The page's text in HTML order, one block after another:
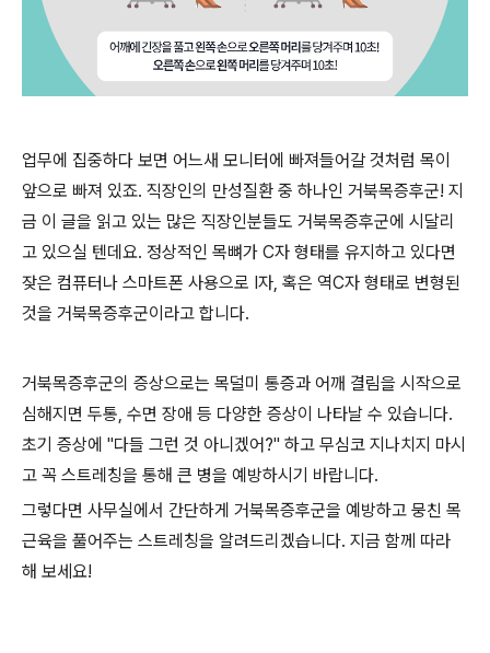
업무에 집중하다 보면 어느새 모니터에 빠져들어갈 것처럼 목이
앞으로 빠져 있죠. 직장인의 만성질환 중 하나인 거북목증후군! 지
금 이 글을 읽고 있는 많은 직장인분들도 거북목증후군에 시달리
고 있으실 텐데요. 정상적인 목뼈가 C자 형태를 유지하고 있다면
잦은 컴퓨터나 스마트폰 사용으로 I자, 혹은 역C자 형태로 변형된
것을 거북목증후군이라고 합니다.
거북목증후군의 증상으로는 목덜미 통증과 어깨 결림을 시작으로
심해지면 두통, 수면 장애 등 다양한 증상이 나타날 수 있습니다.
초기 증상에 "다들 그런 것 아니겠어?" 하고 무심코 지나치지 마시
고 꼭 스트레칭을 통해 큰 병을 예방하시기 바랍니다.
그렇다면 사무실에서 간단하게 거북목증후군을 예방하고 뭉친 목
근육을 풀어주는 스트레칭을 알려드리겠습니다. 지금 함께 따라
해 보세요!